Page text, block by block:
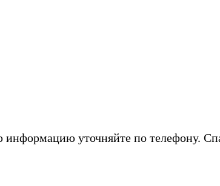
уточняйте по телефону.